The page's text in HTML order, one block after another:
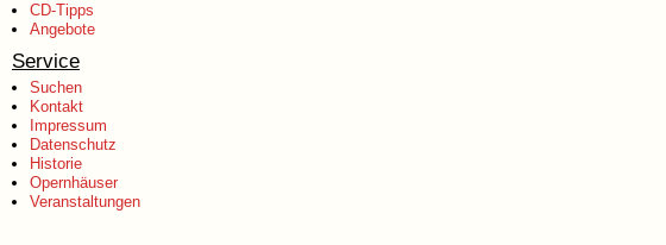
CD-Tipps
Angebote
Service
Suchen
Kontakt
Impressum
Datenschutz
Historie
Opernhäuser
Veranstaltungen